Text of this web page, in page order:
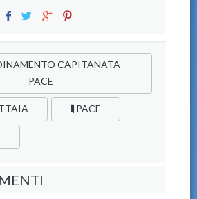
CAPITANATA
PACE
PACE